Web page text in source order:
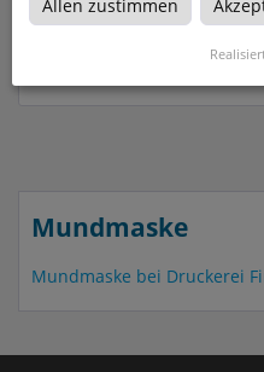
Mundmaske
Mundmaske bei Druckerei
Allen zustimmen